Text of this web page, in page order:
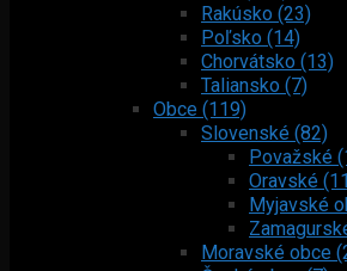
Rakúsko (23)
Poľsko (14)
Chorvátsko (13)
Taliansko (7)
Obce (119)
Slovenské (82)
Považské
Oravské
Myjavské
Moravské obce